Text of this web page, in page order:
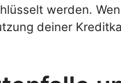
werden.
deiner